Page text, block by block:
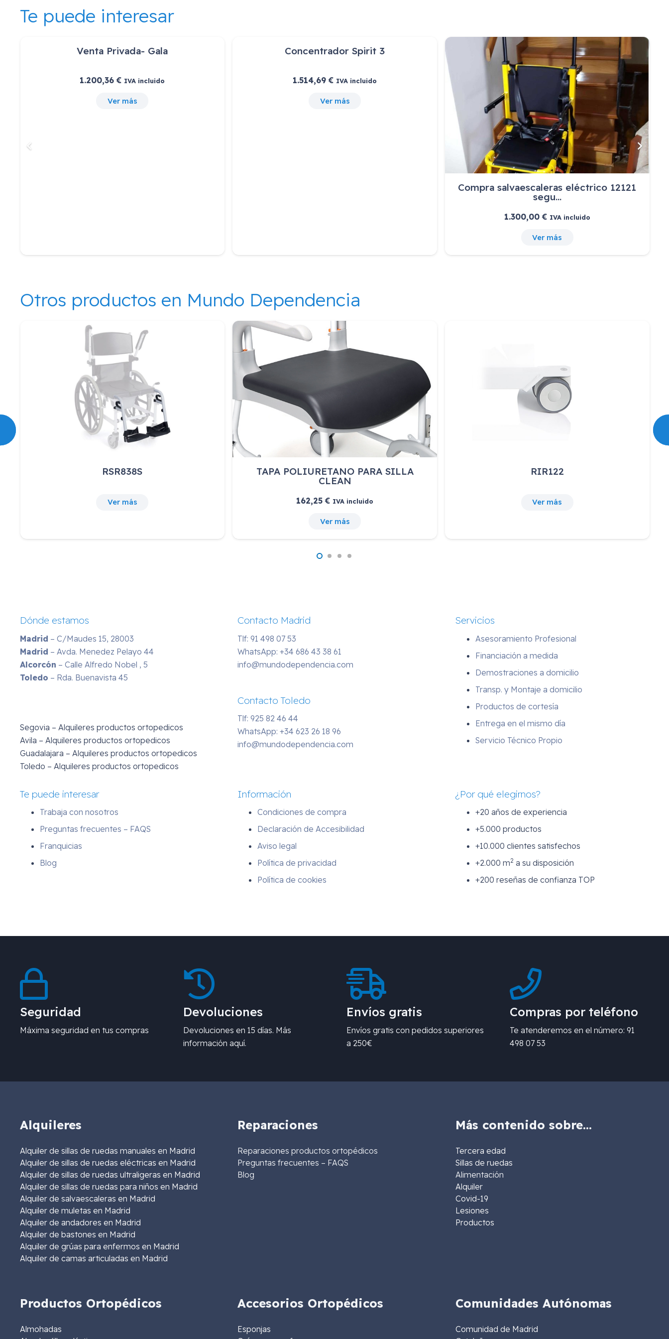
Te puede interesar
Extra Arrendamiento Cloud 331867
22,00€ IVA incluido
Ver más
Venta Privada- Gala
1.200,36€ IVA incluido
Ver más
Concentrador Spirit 3
1.514,69 IVA incluido
Ver más
Otros productos en Mundo Dependencia
TAPA POLIURETANO PARA SILLA
162,25€ IVA incluido
RIR122
Ver más
BANQUETA PORTOFINO NEGRA
56,78€ IVA incluido
Dónde estamos
Madrid – C/Maudes 15, 28003
Madrid – Avda. Menedez Pelayo 44
Alcorcón – Calle Alfredo Nobel , 5
Toledo – Rda. Buenavista 45
Segovia – Alquileres productos ortopedicos
Avila – Alquileres productos ortopedicos
Guadalajara – Alquileres productos ortopedicos
Toledo – Alquileres productos ortopedicos
Contacto Madrid
Tlf: 91 498 07 53
WhatsApp:+34 686 43 38 61
info@mundodependencia.com
Contacto Toledo
Tlf: 925 82 46 44
WhatsApp:+34 623 26 18 96
info@mundodependencia.com
Servicios
Asesoramiento Profesional
Financiación a medida
Demostraciones a domicilio
Transp. y Montaje a domicilio
Productos de cortesía
Entrega en el mismo día
Servicio Técnico Propio
Te puede interesar
Trabaja con nosotros
Preguntas frecuentes – FAQS
Franquicias
Blog
Información
Condiciones de compra
Declaración de Accesibilidad
Aviso legal
Política de privacidad
Política de cookies
¿Por qué elegirnos?
+20 años de experiencia
+5.000 productos
+10.000 clientes satisfechos
+2.000 m2 a su disposición
+200 reseñas de confianza TOP
Seguridad
Máxima seguridad en tus compras
Devoluciones
Devoluciones en 15 días. Más
información aquí.
Envíos gratis
Envíos gratis con pedidos superiores
a 250€
Compras por teléfono
Te atenderemos en el número: 91
498 07 53
Alquileres
Alquiler de sillas de ruedas manuales en Madrid
Alquiler de sillas de ruedas eléctricas en Madrid
Alquiler de sillas de ruedas ultraligeras en Madrid
Alquiler de sillas de ruedas para niños en Madrid
Alquiler de salvaescaleras en Madrid
Alquiler de muletas en Madrid
Alquiler de andadores en Madrid
Alquiler de bastones en Madrid
Alquiler de grúas para enfermos en Madrid
Alquiler de camas articuladas en Madrid
Reparaciones
Reparaciones productos ortopédicos
Preguntas frecuentes – FAQS
Blog
Más contenido sobre…
Tercera edad
Sillas de ruedas
Alimentación
Alquiler
Covid-19
Lesiones
Productos
Productos Ortopédicos
Almohadas
Accesorios Ortopédicos
Esponjas
Comunidades Autónomas
Comunidad de Madrid